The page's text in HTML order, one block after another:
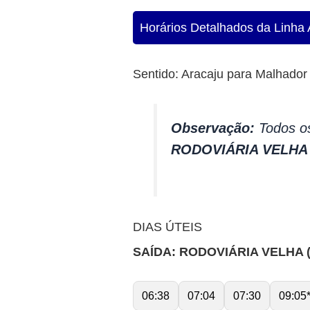
Horários Detalhados da
Sentido: Aracaju para Malhador
Observação: Todos
RODOVIÁRIA
DIAS ÚTEIS
SAÍDA: RODOVIÁRIA VELHA
06:38 07:04 07:30 09:05*